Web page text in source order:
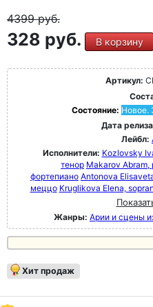
4399руб.
328 руб. В корзину
Артикул:
Состояние: Новое.
Дата
Лейбл:
Исполнители: Kozlovsky
тенор Makarov
фортепиано Antonova
меццо Kruglikova Elena,
Жанры: Арии и сцены
Хит продаж